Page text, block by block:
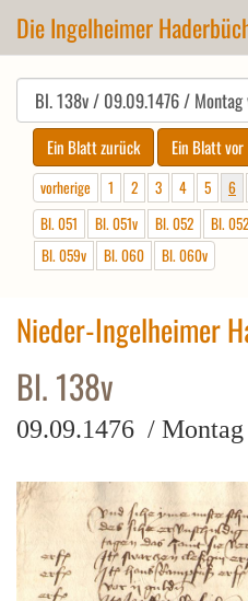
Die Ingelheimer
vorherige 1 2 3 4 5 6
Bl. 051
Bl. 051v Bl. 052 Bl.
Bl. 059v
Bl. 060 Bl. 060v
Nieder-Ingelheimer
Bl. 138v
09.09.1476 /